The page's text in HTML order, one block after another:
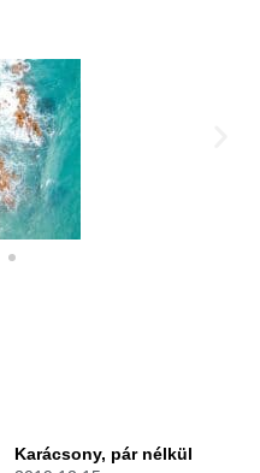
Karácsony, pár nélkül